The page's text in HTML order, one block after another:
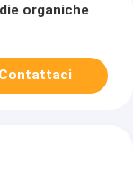
organiche
Contattaci